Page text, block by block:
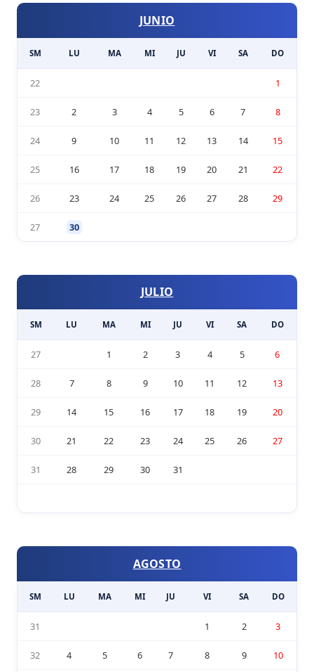
JUNIO
SM LU MA MI JU VI SA DO
22 1
23 2 3 4 5 6 7 8
24 9 10 11 12 13 14 15
25 16 17 18 19 20 21 22
26 23 24 25 26 27 28 29
27 30
JULIO
SM LU MA MI JU VI SA DO
27 1 2 3 4 5 6
28 7 8 9 10 11 12 13
29 14 15 16 17 18 19 20
30 21 22 23 24 25 26 27
31 28 29 30 31
AGOSTO
SM LU MA MI JU VI SA DO
31 1 2 3
32 4 5 6 7 8 9 10